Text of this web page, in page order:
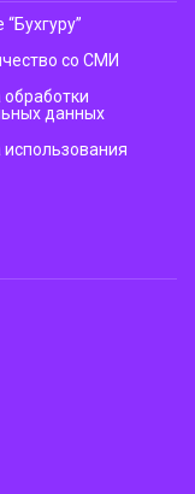
со СМИ
обработки
данных
использования